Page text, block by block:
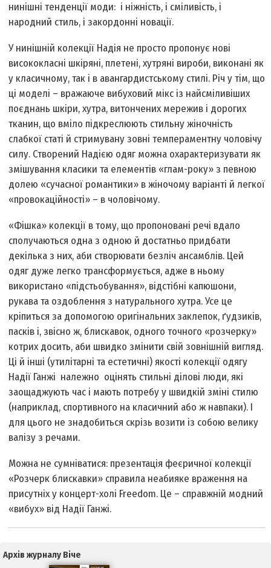
нинішні тенденції моди: і ніжність, і сміливість, і
народний стиль, і закордонні новації.
У нинішній колекції Надія не просто пропонує нові
висококласні шкіряні, плетені, хутряні вироби, виконані як
у класичному, так і в авангардистському стилі. Річ у тім, що
ці моделі – вражаюче вибуховий мікс із найсміливіших
поєднань шкіри, хутра, витончених мережив і дорогих
тканин, що вміло підкреслюють стильну жіночність
слабкої статі й стримувану зовні темпераментну чоловічу
силу. Створений Надією одяг можна охарактеризувати як
змішування класики та елементів «глам-року» з певною
долею «сучасної романтики» в жіночому варіанті й легкої
«провокаційності» – в чоловічому.
«Фішка» колекції в тому, що пропоновані речі вдало
сполучаються одна з одною й достатньо придбати
декілька з них, аби створювати безліч ансамблів. Цей
одяг дуже легко трансформується, адже в ньому
використано «підстьобування», відстібні капюшони,
рукава та оздоблення з натурального хутра. Усе це
кріпиться за допомогою оригінальних заклепок, ґудзиків,
пасків і, звісно ж, блискавок, одного точного «розчерку»
котрих досить, аби швидко змінити свій зовнішній вигляд.
Ці й інші (утилітарні та естетичні) якості колекції одягу
Надії Ганжі належно оцінять стильні ділові люди, які
заощаджують час і мають потребу у швидкій зміні стилю
(наприклад, спортивного на класичний або ж навпаки). І
для цього не знадобиться скрізь возити із собою велику
валізу з речами.
Можна не сумніватися: презентація феєричної колекції
«Розчерк блискавки» справила неабияке враження на
присутніх у концерт-холі Freedom. Це – справжній модний
«вибух» від Надії Ганжі.
Архів журналу Віче